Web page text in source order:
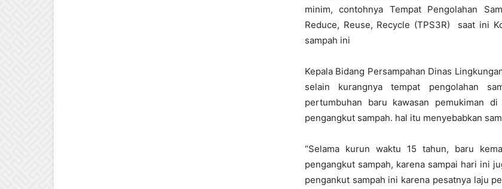
minim, contohnya Tempat Pengolahan
Reduce, Reuse, Recycle (TPS3R) saat ini
sampah ini
Kepala Bidang Persampahan Dinas
selain kurangnya tempat pengolahan
pertumbuhan baru kawasan pemukiman
pengangkut sampah. hal itu menyebabkan
“Selama kurun waktu 15 tahun, baru
pengangkut sampah, karena sampai hari ini
pengankut sampah ini karena pesatnya laju